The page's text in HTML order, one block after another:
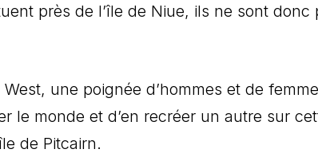
près de l’île de Niue, ils ne sont donc
une poignée d’hommes et de
le monde et d’en recréer un autre sur
de Pitcairn.